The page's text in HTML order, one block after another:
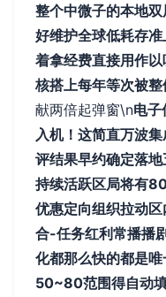
整个中微子的本地
好维护全球低耗存
着拿经费直接用作
核搭上每年等次被
献两倍起弹窗\n电子
入机！这简直万波
评结果早约确定落
持续活跃区局将有
优惠定向组织拉动
合-任务红利常播播
化都那么快的都是
50~80范围得自动